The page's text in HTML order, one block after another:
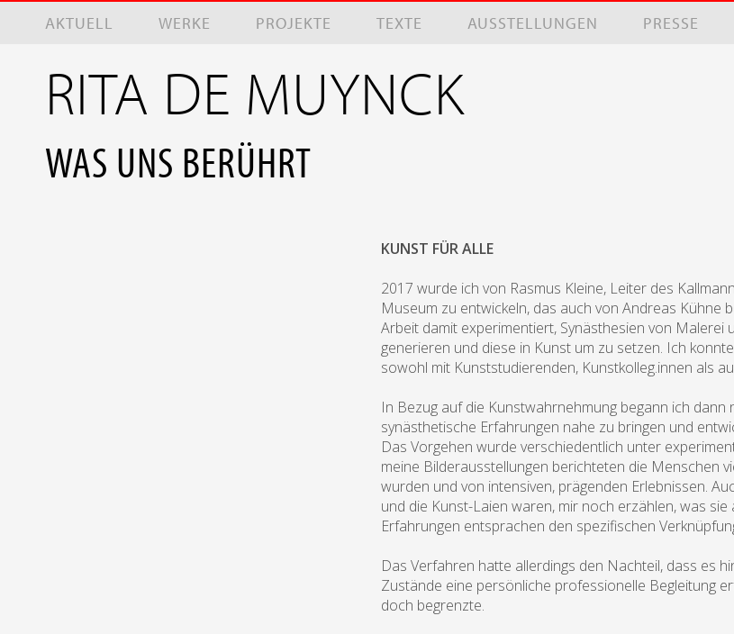
AKTUELL WERKE PROJEKTE TEXTE AUSSTELLUNGEN PRESSE
RITA DE MUYNCK
WAS UNS BERÜHRT
KUNST FÜR ALLE
2017 wurde ich von Rasmus Kleine, Leiter des
Museum zu entwickeln, das auch von Andreas
Arbeit damit experimentiert, Synästhesien von
generieren und diese in Kunst um zu setzen. Ich
sowohl mit Kunststudierenden, Kunstkolleg.innen als
In Bezug auf die Kunstwahrnehmung begann ich
synästhetische Erfahrungen nahe zu bringen und
Das Vorgehen wurde verschiedentlich unter
meine Bilderausstellungen berichteten die Menschen
wurden und von intensiven, prägenden Erlebnissen.
und die Kunst-Laien waren, mir noch erzählen, was
Erfahrungen entsprachen den spezifischen
Das Verfahren hatte allerdings den Nachteil, dass es
Zustände eine persönliche professionelle Begleitung
doch begrenzte.